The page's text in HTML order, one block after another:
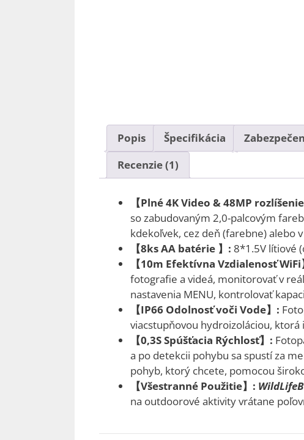
Popis Špecifikácia
Recenzie (1)
【Plné 4K Video & 48MP
so zabudovaným 2,0-palcovým
kdekoľvek, cez deň (farebne) alebo
【8ks AA batérie 】: 8*1.5V lítiové
【10m Efektívna Vzdialenosť WiFi
fotografie a videá, monitorovať v
nastavenia MENU, kontrolovať
【IP66 Odolnosť voči Vode】:
viacstupňovou hydroizoláciou,
【0,3S Spúšťacia Rýchlosť】:
a po detekcii pohybu sa spustí za
pohyb, ktorý chcete, pomocou
【Všestranné Použitie】:
na outdoorové aktivity vrátane